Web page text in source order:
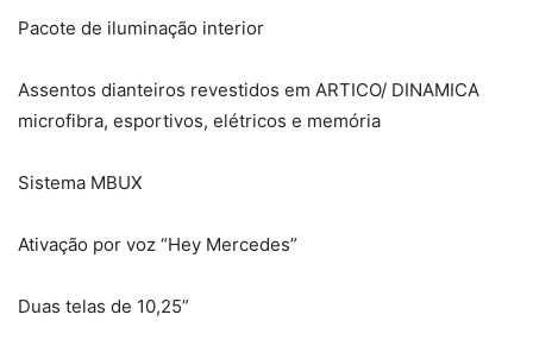
Pacote de iluminação interior
Assentos dianteiros revestidos em ARTICO/ DINAMICA
microfibra, esportivos, elétricos e memória
Sistema MBUX
Ativação por voz “Hey Mercedes”
Duas telas de 10,25”